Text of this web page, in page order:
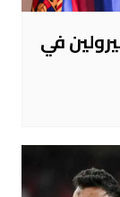
في